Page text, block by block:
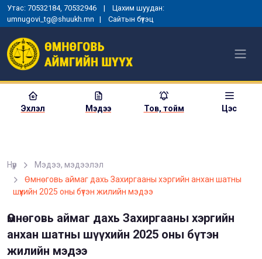
Утас: 70532184, 70532946 | Цахим шуудан:
umnugovi_tg@shuukh.mn | Сайтын бүтэц
Эхлэл Мэдээ Тов, тойм Цэс
Нүүр
Мэдээ, мэдээлэл
Өмнөговь аймаг дахь Захиргааны хэргийн анхан шатны
шүүхийн 2025 оны бүтэн жилийн мэдээ
Өмнөговь аймаг дахь Захиргааны хэргийн
анхан шатны шүүхийн 2025 оны бүтэн
жилийн мэдээ
МОНГОЛ УЛСЫН
ЕРӨНХИЙЛӨГЧИЙН ЗАРЛИГ
УНШИЖ СОНСГОХ, ЕРӨНХИЙ
ГАРДУУЛАХ ЁСЛОЛЫН АРГА
ХЭМЖЭЭ ЗОХИОН
БАЙГУУЛАГДЛАА